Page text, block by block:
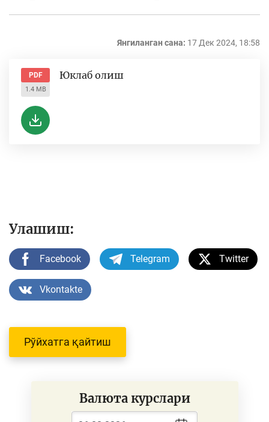
Янгиланган сана: 17 Дек 2024, 18:58
PDF
1.4 MB
Юклаб олиш
Улашиш:
Facebook Telegram Twitter
Vkontakte
Рўйхатга қайтиш
Валюта курслари